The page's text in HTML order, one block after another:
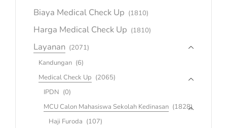
Biaya Medical Check Up (1810)
Harga Medical Check Up (1810)
Layanan (2071)
Kandungan (6)
Medical Check Up (2065)
IPDN (0)
MCU Calon Mahasiswa Sekolah Kedinasan (1828)
Haji Furoda (107)